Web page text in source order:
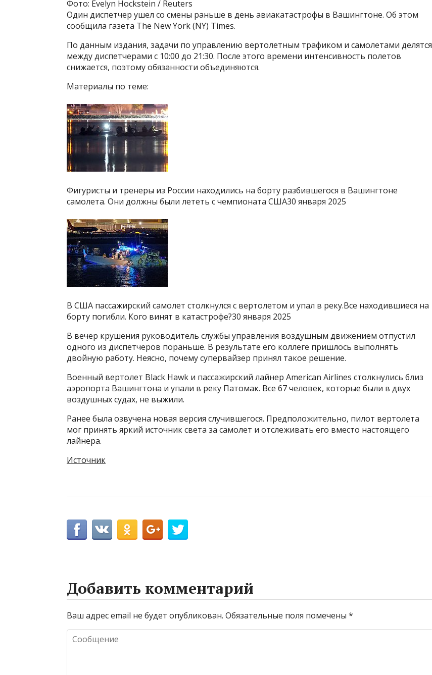
Фото: Evelyn Hockstein / Reuters
Один диспетчер ушел со смены раньше в день авиакатастрофы в Вашингтоне. Об этом
сообщила газета The New York (NY) Times.
По данным издания, задачи по управлению вертолетным трафиком и самолетами делятся
между диспетчерами с 10:00 до 21:30. После этого времени интенсивность полетов
снижается, поэтому обязанности объединяются.
Материалы по теме:
Фигуристы и тренеры из России находились на борту разбившегося в Вашингтоне
самолета. Они должны были лететь с чемпионата США30 января 2025
В США пассажирский самолет столкнулся с вертолетом и упал в реку.Все находившиеся на
борту погибли. Кого винят в катастрофе?30 января 2025
В вечер крушения руководитель службы управления воздушным движением отпустил
одного из диспетчеров пораньше. В результате его коллеге пришлось выполнять
двойную работу. Неясно, почему супервайзер принял такое решение.
Военный вертолет Black Hawk и пассажирский лайнер American Airlines столкнулись близ
аэропорта Вашингтона и упали в реку Патомак. Все 67 человек, которые были в двух
воздушных судах, не выжили.
Ранее была озвучена новая версия случившегося. Предположительно, пилот вертолета
мог принять яркий источник света за самолет и отслеживать его вместо настоящего
лайнера.
Источник
Добавить комментарий
Ваш адрес email не будет опубликован. Обязательные поля помечены *